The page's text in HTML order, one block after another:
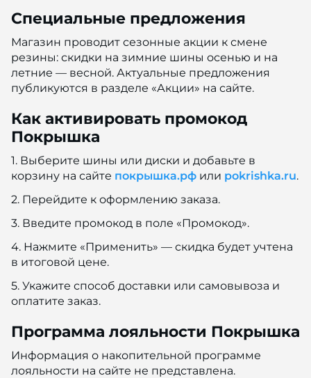
Специальные предложения
Магазин проводит сезонные акции к смене
резины: скидки на зимние шины осенью и на
летние — весной. Актуальные предложения
публикуются в разделе «Акции» на сайте.
Как активировать промокод
Покрышка
1. Выберите шины или диски и добавьте в
корзину на сайте покрышка.рф или pokrishka.ru.
2. Перейдите к оформлению заказа.
3. Введите промокод в поле «Промокод».
4. Нажмите «Применить» — скидка будет учтена
в итоговой цене.
5. Укажите способ доставки или самовывоза и
оплатите заказ.
Программа лояльности Покрышка
Информация о накопительной программе
лояльности на сайте не представлена.